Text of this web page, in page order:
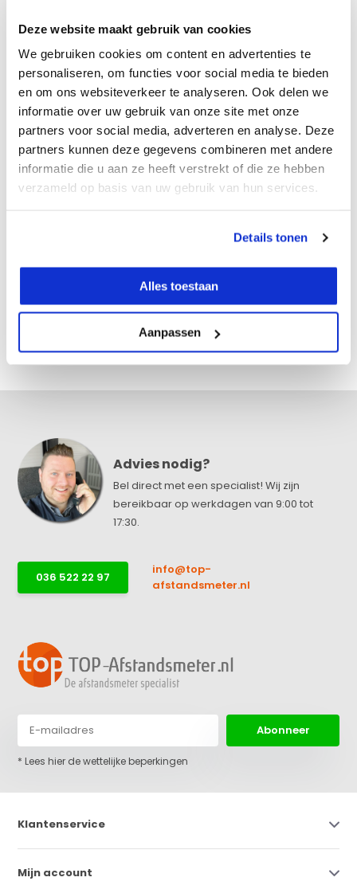
Deze website maakt gebruik van cookies
We gebruiken cookies om content en advertenties te
personaliseren, om functies voor social media te bieden
en om ons websiteverkeer te analyseren. Ook delen we
informatie over uw gebruik van onze site met onze
partners voor social media, adverteren en analyse. Deze
partners kunnen deze gegevens combineren met andere
informatie die u aan ze heeft verstrekt of die ze hebben
verzameld op basis van uw gebruik van hun services.
Details tonen
Alles toestaan
Aanpassen
Bluetooth
Geen Lithium Ion
Vergelijk
Productomschrijving
Reviews
Delen
Advies nodig?
Bel direct met een specialist! Wij zijn
bereikbaar op werkdagen van 9:00 tot
17:30.
036 522 22 97
info@top-
afstandsmeter.nl
Abonneer
* Lees hier de wettelijke beperkingen
Klantenservice
Mijn account